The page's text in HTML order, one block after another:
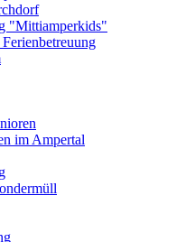
"Mittiamperkids"
im Ampertal